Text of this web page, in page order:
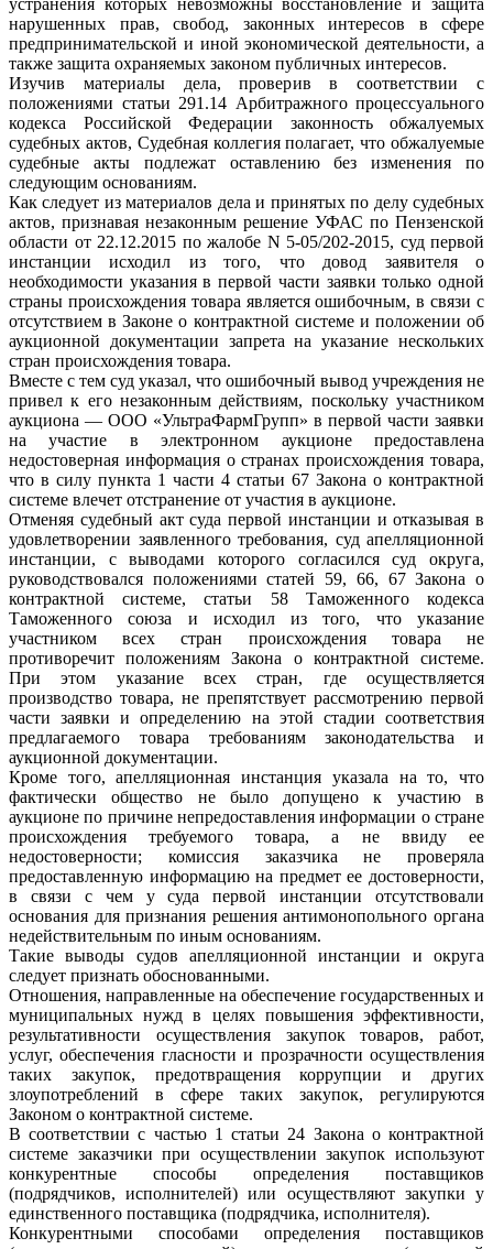
устранения которых невозможны восстановление и защита
нарушенных прав, свобод, законных интересов в сфере
предпринимательской и иной экономической деятельности, а
также защита охраняемых законом публичных интересов.
Изучив материалы дела, проверив в соответствии с
положениями статьи 291.14 Арбитражного процессуального
кодекса Российской Федерации законность обжалуемых
судебных актов, Судебная коллегия полагает, что обжалуемые
судебные акты подлежат оставлению без изменения по
следующим основаниям.
Как следует из материалов дела и принятых по делу судебных
актов, признавая незаконным решение УФАС по Пензенской
области от 22.12.2015 по жалобе N 5-05/202-2015, суд первой
инстанции исходил из того, что довод заявителя о
необходимости указания в первой части заявки только одной
страны происхождения товара является ошибочным, в связи с
отсутствием в Законе о контрактной системе и положении об
аукционной документации запрета на указание нескольких
стран происхождения товара.
Вместе с тем суд указал, что ошибочный вывод учреждения не
привел к его незаконным действиям, поскольку участником
аукциона — ООО «УльтраФармГрупп» в первой части заявки
на участие в электронном аукционе предоставлена
недостоверная информация о странах происхождения товара,
что в силу пункта 1 части 4 статьи 67 Закона о контрактной
системе влечет отстранение от участия в аукционе.
Отменяя судебный акт суда первой инстанции и отказывая в
удовлетворении заявленного требования, суд апелляционной
инстанции, с выводами которого согласился суд округа,
руководствовался положениями статей 59, 66, 67 Закона о
контрактной системе, статьи 58 Таможенного кодекса
Таможенного союза и исходил из того, что указание
участником всех стран происхождения товара не
противоречит положениям Закона о контрактной системе.
При этом указание всех стран, где осуществляется
производство товара, не препятствует рассмотрению первой
части заявки и определению на этой стадии соответствия
предлагаемого товара требованиям законодательства и
аукционной документации.
Кроме того, апелляционная инстанция указала на то, что
фактически общество не было допущено к участию в
аукционе по причине непредоставления информации о стране
происхождения требуемого товара, а не ввиду ее
недостоверности; комиссия заказчика не проверяла
предоставленную информацию на предмет ее достоверности,
в связи с чем у суда первой инстанции отсутствовали
основания для признания решения антимонопольного органа
недействительным по иным основаниям.
Такие выводы судов апелляционной инстанции и округа
следует признать обоснованными.
Отношения, направленные на обеспечение государственных и
муниципальных нужд в целях повышения эффективности,
результативности осуществления закупок товаров, работ,
услуг, обеспечения гласности и прозрачности осуществления
таких закупок, предотвращения коррупции и других
злоупотреблений в сфере таких закупок, регулируются
Законом о контрактной системе.
В соответствии с частью 1 статьи 24 Закона о контрактной
системе заказчики при осуществлении закупок используют
конкурентные способы определения поставщиков
(подрядчиков, исполнителей) или осуществляют закупки у
единственного поставщика (подрядчика, исполнителя).
Конкурентными способами определения поставщиков